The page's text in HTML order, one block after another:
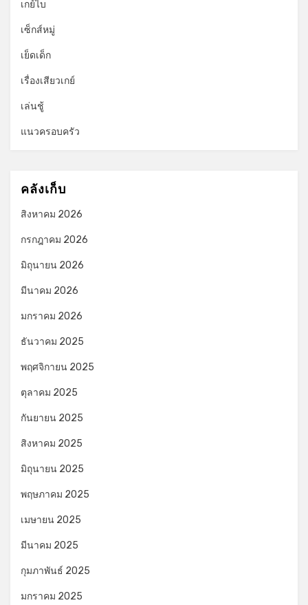
เกย์ไบ
เซ็กส์หมู่
เย็ดเด็ก
เรื่องเสียวเกย์
เล่นชู้
แนวครอบครัว
คลังเก็บ
สิงหาคม 2026
กรกฎาคม 2026
มิถุนายน 2026
มีนาคม 2026
มกราคม 2026
ธันวาคม 2025
พฤศจิกายน 2025
ตุลาคม 2025
กันยายน 2025
สิงหาคม 2025
มิถุนายน 2025
พฤษภาคม 2025
เมษายน 2025
มีนาคม 2025
กุมภาพันธ์ 2025
มกราคม 2025